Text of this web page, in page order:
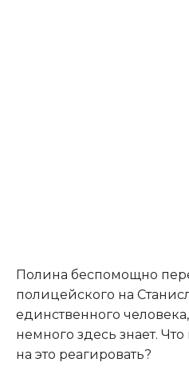
Полина беспомощно
полицейского на
единственного человека,
немного здесь знает. Что
на это реагировать?​